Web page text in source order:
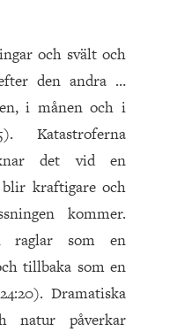
och svält och
den andra …
i månen och i
Katastroferna
det vid en
blir kraftigare och
kommer.
raglar som en
tillbaka som en
Dramatiska
natur påverkar